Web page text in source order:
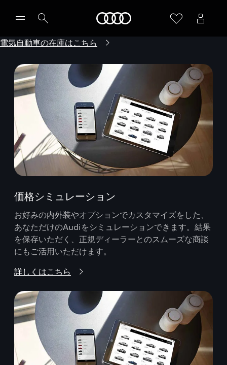
電気自動車の在庫はこちら
価格シミュレーション
お好みの内外装やオプションでカスタマイズをした、
あなただけのAudiをシミュレーションできます。結果
を保存いただく、正規ディーラーとのスムーズな商談
にもご活用いただけます。
詳しくはこちら